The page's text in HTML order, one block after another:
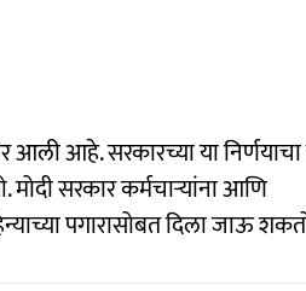
आली आहे. सरकारच्या या
सरकार कर्मचाऱ्यांना आणि
पगारासोबत दिला जाऊ